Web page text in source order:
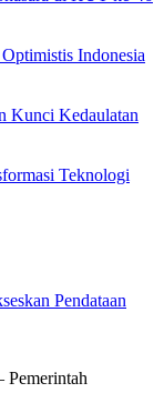
Indonesia
Kunci Kedaulatan
Teknologi
Pendataan